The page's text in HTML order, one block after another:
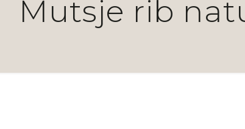
Mutsje rib